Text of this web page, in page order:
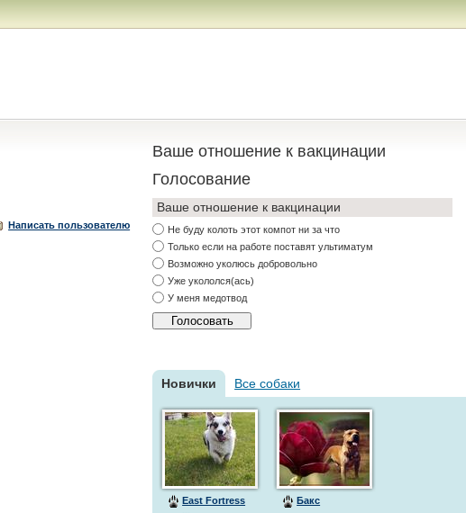
Написать пользователю
Ваше отношение к вакцинации
Голосование
Ваше отношение к вакцинации
Не буду колоть этот компот ни за что
Только если на работе поставят ультиматум
Возможно уколюсь добровольно
Уже укололся(ась)
У меня медотвод
Новички Все собаки
East Fortress
Бакс